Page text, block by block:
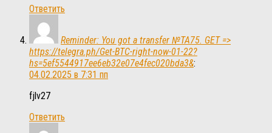
Ответить
Reminder: You got a transfer №TA75. GET =>
https://telegra.ph/Get-BTC-right-now-01-22?
hs=5ef5544917ee6eb32e07e4fec020bda3&:
04.02.2025 в 7:31 пп
fjlv27
Ответить